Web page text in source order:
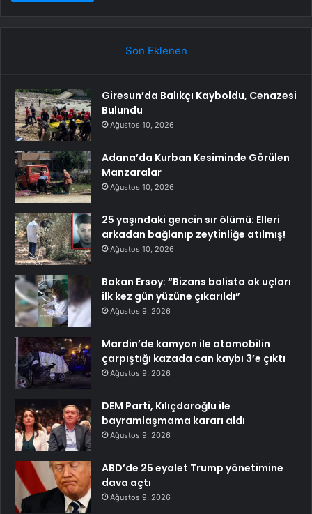
Son Eklenen
Giresun’da Balıkçı Kayboldu, Cenazesi
Bulundu
Ağustos 10, 2026
Adana’da Kurban Kesiminde Görülen
Manzaralar
Ağustos 10, 2026
25 yaşındaki gencin sır ölümü: Elleri
arkadan bağlanıp zeytinliğe atılmış!
Ağustos 10, 2026
Bakan Ersoy: “Bizans balista ok uçları
ilk kez gün yüzüne çıkarıldı”
Ağustos 9, 2026
Mardin’de kamyon ile otomobilin
çarpıştığı kazada can kaybı 3’e çıktı
Ağustos 9, 2026
DEM Parti, Kılıçdaroğlu ile
bayramlaşmama kararı aldı
Ağustos 9, 2026
ABD’de 25 eyalet Trump yönetimine
dava açtı
Ağustos 9, 2026